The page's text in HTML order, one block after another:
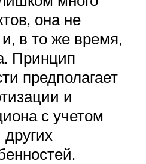
она не
в то же время,
Принцип
предполагает
и
с учетом